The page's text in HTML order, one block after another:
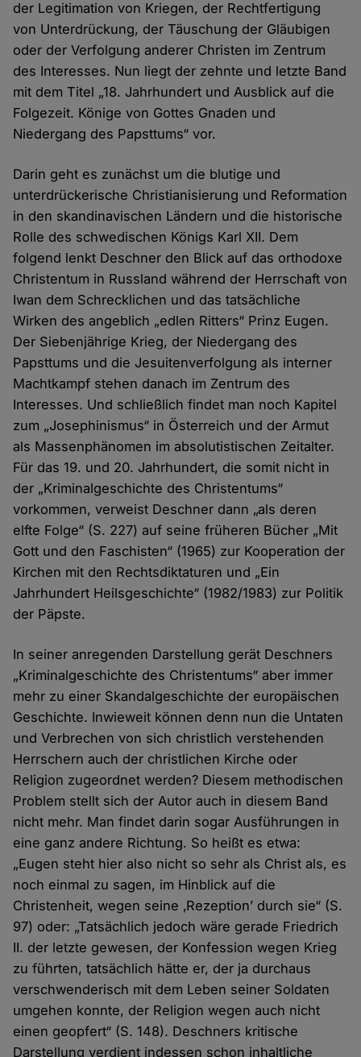
der Legitimation von Kriegen, der Rechtfertigung
von Unterdrückung, der Täuschung der Gläubigen
oder der Verfolgung anderer Christen im Zentrum
des Interesses. Nun liegt der zehnte und letzte Band
mit dem Titel „18. Jahrhundert und Ausblick auf die
Folgezeit. Könige von Gottes Gnaden und
Niedergang des Papsttums“ vor.
Darin geht es zunächst um die blutige und
unterdrückerische Christianisierung und Reformation
in den skandinavischen Ländern und die historische
Rolle des schwedischen Königs Karl XII. Dem
folgend lenkt Deschner den Blick auf das orthodoxe
Christentum in Russland während der Herrschaft von
Iwan dem Schrecklichen und das tatsächliche
Wirken des angeblich „edlen Ritters“ Prinz Eugen.
Der Siebenjährige Krieg, der Niedergang des
Papsttums und die Jesuitenverfolgung als interner
Machtkampf stehen danach im Zentrum des
Interesses. Und schließlich findet man noch Kapitel
zum „Josephinismus“ in Österreich und der Armut
als Massenphänomen im absolutistischen Zeitalter.
Für das 19. und 20. Jahrhundert, die somit nicht in
der „Kriminalgeschichte des Christentums“
vorkommen, verweist Deschner dann „als deren
elfte Folge“ (S. 227) auf seine früheren Bücher „Mit
Gott und den Faschisten“ (1965) zur Kooperation der
Kirchen mit den Rechtsdiktaturen und „Ein
Jahrhundert Heilsgeschichte“ (1982/1983) zur Politik
der Päpste.
In seiner anregenden Darstellung gerät Deschners
„Kriminalgeschichte des Christentums“ aber immer
mehr zu einer Skandalgeschichte der europäischen
Geschichte. Inwieweit können denn nun die Untaten
und Verbrechen von sich christlich verstehenden
Herrschern auch der christlichen Kirche oder
Religion zugeordnet werden? Diesem methodischen
Problem stellt sich der Autor auch in diesem Band
nicht mehr. Man findet darin sogar Ausführungen in
eine ganz andere Richtung. So heißt es etwa:
„Eugen steht hier also nicht so sehr als Christ als, es
noch einmal zu sagen, im Hinblick auf die
Christenheit, wegen seine ‚Rezeption’ durch sie“ (S.
97) oder: „Tatsächlich jedoch wäre gerade Friedrich
II. der letzte gewesen, der Konfession wegen Krieg
zu führten, tatsächlich hätte er, der ja durchaus
verschwenderisch mit dem Leben seiner Soldaten
umgehen konnte, der Religion wegen auch nicht
einen geopfert“ (S. 148). Deschners kritische
Darstellung verdient indessen schon inhaltliche